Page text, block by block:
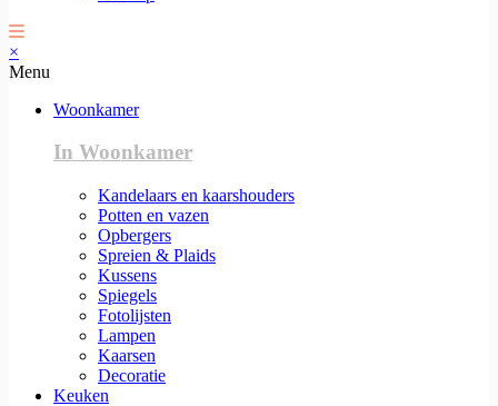
×
Menu
Woonkamer
In Woonkamer
Kandelaars en kaarshouders
Potten en vazen
Opbergers
Spreien & Plaids
Kussens
Spiegels
Fotolijsten
Lampen
Kaarsen
Decoratie
Keuken